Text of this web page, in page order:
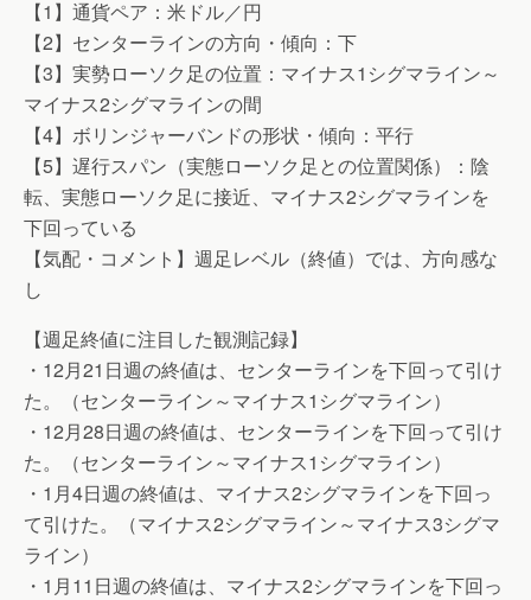
【1】通貨ペア：米ドル／円
【2】センターラインの方向・傾向：下
【3】実勢ローソク足の位置：マイナス1シグマライン～
マイナス2シグマラインの間
【4】ボリンジャーバンドの形状・傾向：平行
【5】遅行スパン（実態ローソク足との位置関係）：陰
転、実態ローソク足に接近、マイナス2シグマラインを
下回っている
【気配・コメント】週足レベル（終値）では、方向感な
し
【週足終値に注目した観測記録】
・12月21日週の終値は、センターラインを下回って引け
た。（センターライン～マイナス1シグマライン）
・12月28日週の終値は、センターラインを下回って引け
た。（センターライン～マイナス1シグマライン）
・1月4日週の終値は、マイナス2シグマラインを下回っ
て引けた。（マイナス2シグマライン～マイナス3シグマ
ライン）
・1月11日週の終値は、マイナス2シグマラインを下回っ